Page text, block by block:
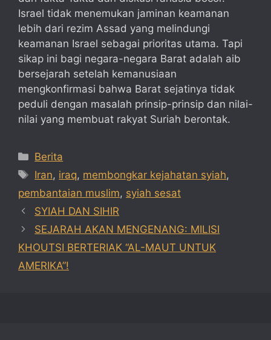
Israel tidak menemukan jaminan keamanan
lebih dari rezim Assad yang melindungi
keamanan Israel sebagai prioritas utama. Tapi
sikap ini bagi negara-negara Barat adalah aib
bersejarah setelah kemanusiaan
mengkonfirmasi bahwa Barat sejatinya tidak
peduli dengan masalah prinsip-prinsip dan nilai-
nilai yang membuat rakyat Suriah berontak.
Categories
Berita
Tags
Iran, iraq, membongkar kejahatan syiah,
pembantaian muslim, syiah sesat
SYIAH DAN SIHIR
SEJARAH AKAN MENGENANG: MILISI
KHOUTSI BERTERIAK “AL-MAUT UNTUK
AMERIKA”!